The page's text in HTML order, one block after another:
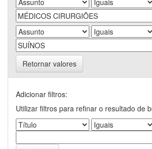
Retornar valores
Adicionar filtros:
Utilizar filtros para refinar o resultado de